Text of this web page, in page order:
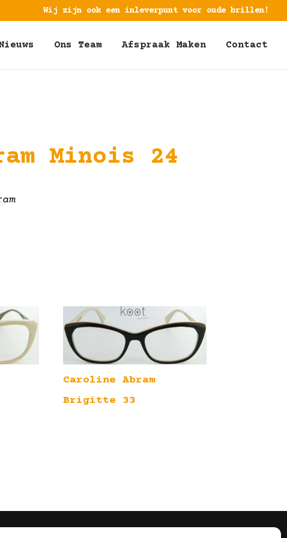
Wij zijn ook een inleverpunt voor oude brillen!
Ons Team Afspraak Maken Contact
Minois 24
Caroline Abram
Brigitte 33